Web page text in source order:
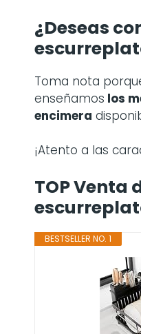
¿Deseas
Toma nota
enseñamos los
encimera
¡Atento a las
TOP Venta
BESTSELLER NO. 1